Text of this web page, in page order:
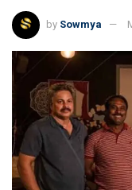
by Sowmya